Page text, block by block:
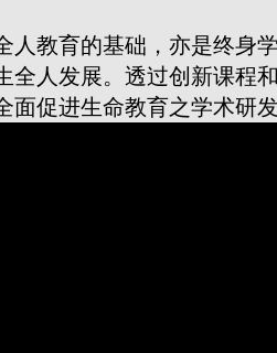
人教育的基础，亦是终身
全人发展。透过创新课程
面促进生命教育之学术研